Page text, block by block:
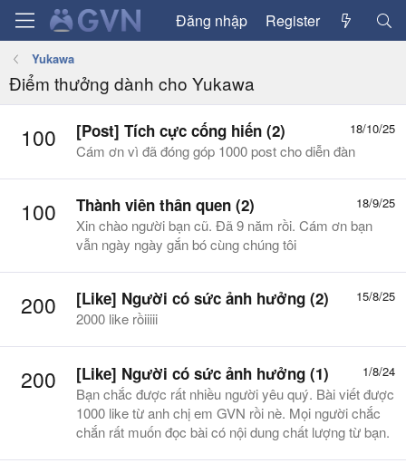
Đăng nhập Register
Yukawa
Điểm thưởng dành cho Yukawa
100 18/10/25
[Post] Tích cực cống hiến (2)
Cám ơn vì đã đóng góp 1000 post cho diễn đàn
100 18/9/25
Thành viên thân quen (2)
Xin chào người bạn cũ. Đã 9 năm rồi. Cám ơn bạn
vẫn ngày ngày gắn bó cùng chúng tôi
200 15/8/25
[Like] Người có sức ảnh hưởng (2)
2000 like rồiiiii
200 1/8/24
[Like] Người có sức ảnh hưởng (1)
Bạn chắc được rất nhiều người yêu quý. Bài viết được
1000 like từ anh chị em GVN rồi nè. Mọi người chắc
chắn rất muốn đọc bài có nội dung chất lượng từ bạn.